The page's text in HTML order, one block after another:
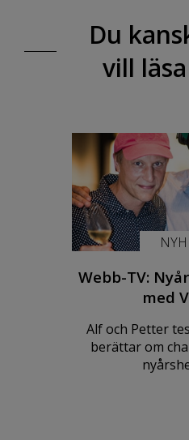
Du
vill
Webb-TV:
med
Alf och Petter
berättar om